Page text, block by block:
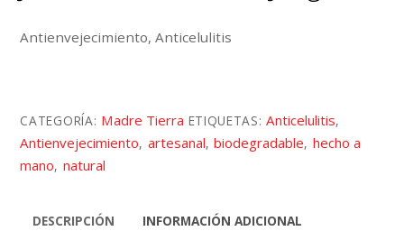
Antienvejecimiento, Anticelulitis
CATEGORÍA: Madre Tierra ETIQUETAS:Anticelulitis,
Antienvejecimiento, artesanal,biodegradable, hecho a
mano, natural
DESCRIPCIÓN INFORMACIÓN ADICIONAL